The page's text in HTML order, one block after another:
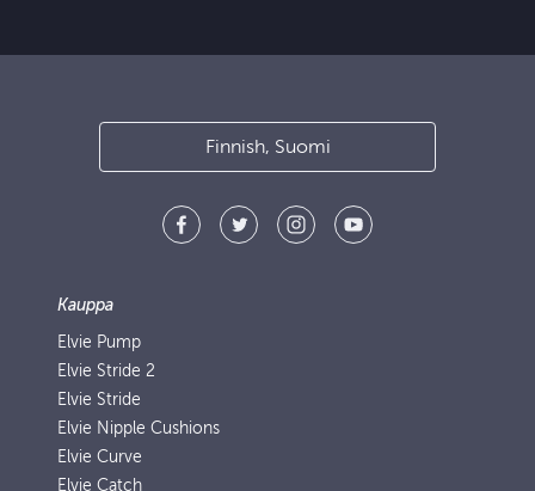
Finnish, Suomi
Kauppa
Elvie Pump
Elvie Stride 2
Elvie Stride
Elvie Nipple Cushions
Elvie Curve
Elvie Catch